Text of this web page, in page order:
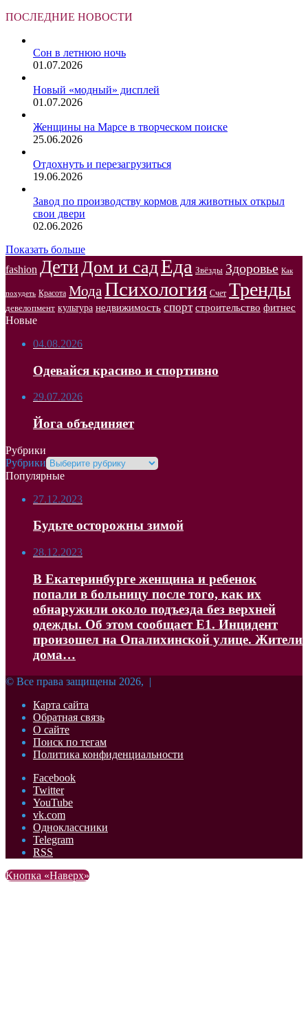
ПОСЛЕДНИЕ НОВОСТИ
Сон в летнюю ночь
01.07.2026
Новый «модный» дисплей
01.07.2026
Женщины на Марсе в творческом поиске
25.06.2026
Отдохнуть и перезагрузиться
19.06.2026
Завод по производству кормов для животных открыл
свои двери
02.06.2026
Показать больше
fashion ДетиДом и садЕда Звёзды Здоровье Как
похудеть Красота Мода Психология Счет Тренды
девелопмент культура недвижимость спорт строительство фитнес
Новые
04.08.2026
Одевайся красиво и спортивно
29.07.2026
Йога объединяет
Рубрики
Рубрики
Популярные
27.12.2023
Будьте осторожны зимой
28.12.2023
В Екатеринбурге женщина и ребенок
попали в больницу после того, как их
обнаружили около подъезда без верхней
одежды. Об этом сообщает Е1. Инцидент
произошел на Опалихинской улице. Жители
дома…
© Все права защищены 2026, |
Карта сайта
Обратная связь
О сайте
Поиск по тегам
Политика конфиденциальности
Facebook
Twitter
YouTube
vk.com
Одноклассники
Telegram
RSS
Кнопка «Наверх»